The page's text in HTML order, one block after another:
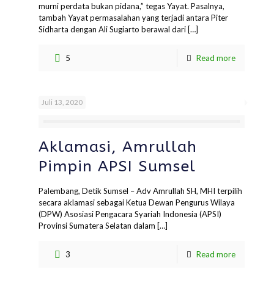
murni perdata bukan pidana,” tegas Yayat. Pasalnya,
tambah Yayat permasalahan yang terjadi antara Piter
Sidharta dengan Ali Sugiarto berawal dari […]
5 Read more
Juli 13, 2020
Aklamasi, Amrullah
Pimpin APSI Sumsel
Palembang, Detik Sumsel – Adv Amrullah SH, MHI terpilih
secara aklamasi sebagai Ketua Dewan Pengurus Wilaya
(DPW) Asosiasi Pengacara Syariah Indonesia (APSI)
Provinsi Sumatera Selatan dalam […]
3 Read more